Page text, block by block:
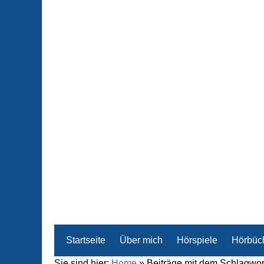
Startseite Über mich Hörspiele